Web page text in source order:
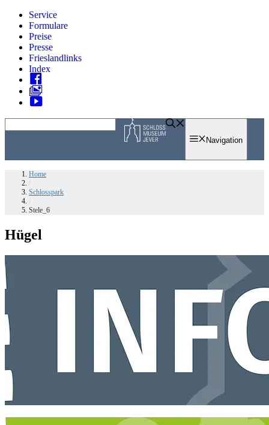
Zum
Inhalt
springen
Service
Formulare
Preise
Presse
Frieslandlinks
Index
to
Navigation
Home
Schlosspark
Stele_6
Hügel